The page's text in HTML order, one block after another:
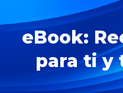
eBook:
para ti y